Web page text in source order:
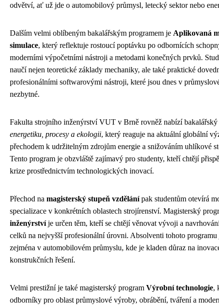
odvětví, ať už jde o automobilový průmysl, letecký sektor nebo
Dalším velmi oblíbeným bakalářským programem je Aplikovaná
simulace, který reflektuje rostoucí poptávku po odbornících
moderními výpočetními nástroji a metodami konečných prvků.
naučí nejen teoretické základy mechaniky, ale také praktické
profesionálními softwarovými nástroji, které jsou dnes v
nezbytné.
Fakulta strojního inženýrství VUT v Brně rovněž nabízí bakalářský
energetiku, procesy a ekologii, který reaguje na aktuální globální
přechodem k udržitelným zdrojům energie a snižováním uhlíkové
Tento program je obzvláště zajímavý pro studenty, kteří chtějí
krize prostřednictvím technologických inovací.
Přechod na magisterský stupeň vzdělánípak studentům otevírá
specializace v konkrétních oblastech strojírenství. Magisterský
inženýrstvíje určen těm, kteří se chtějí věnovat vývoji a
celků na nejvyšší profesionální úrovni. Absolventi tohoto
zejména v automobilovém průmyslu, kde je kladen důraz na
konstrukčních řešení.
Velmi prestižní je také magisterský program Výrobní technologie,
odborníky pro oblast průmyslové výroby, obrábění, tváření a